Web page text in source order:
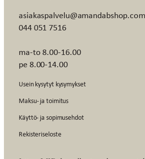
asiakaspalvelu@amandabshop.com
044 051 7516
ma-to 8.00-16.00
pe 8.00-14.00
Usein kysytyt kysymykset
Maksu- ja toimitus
Käyttö- ja sopimusehdot
Rekisteriseloste